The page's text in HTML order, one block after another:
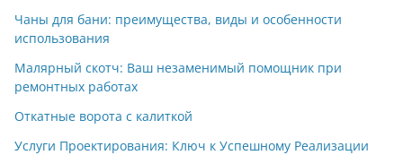
Чаны для бани: преимущества, виды и особенности
использования
Малярный скотч: Ваш незаменимый помощник при
ремонтных работах
Откатные ворота с калиткой
Услуги Проектирования: Ключ к Успешному Реализации